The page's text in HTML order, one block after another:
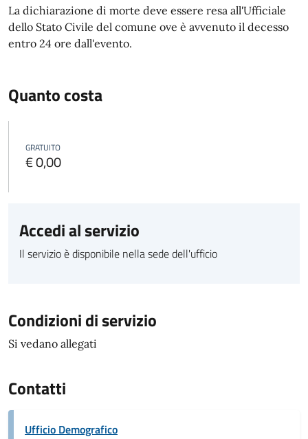
La dichiarazione di morte deve essere resa all'Ufficiale
dello Stato Civile del comune ove è avvenuto il decesso
entro 24 ore dall'evento.
Quanto costa
GRATUITO
€ 0,00
Accedi al servizio
Il servizio è disponibile nella sede dell'ufficio
Condizioni di servizio
Si vedano allegati
Contatti
Ufficio Demografico